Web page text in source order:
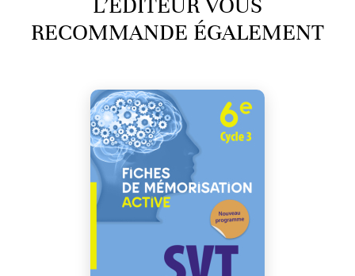
L’ÉDITEUR VOUS
RECOMMANDE ÉGALEMENT